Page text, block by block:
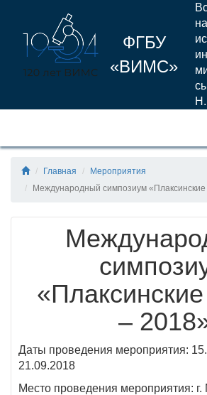
ФГБУ
«ВИМС»
Главная
Мероприятия
Международный симпозиум «Плаксинские
–
Даты проведения мероприятия:
21.09.2018
Место проведения мероприятия: г.